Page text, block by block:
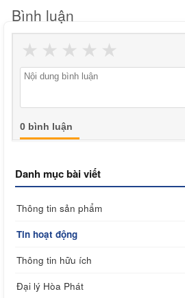
Bình luận
★
★
★
★
★
0 bình luận
Danh mục bài viết
Thông tin sản phẩm
Tin hoạt động
Thông tin hữu ích
Đại lý Hòa Phát